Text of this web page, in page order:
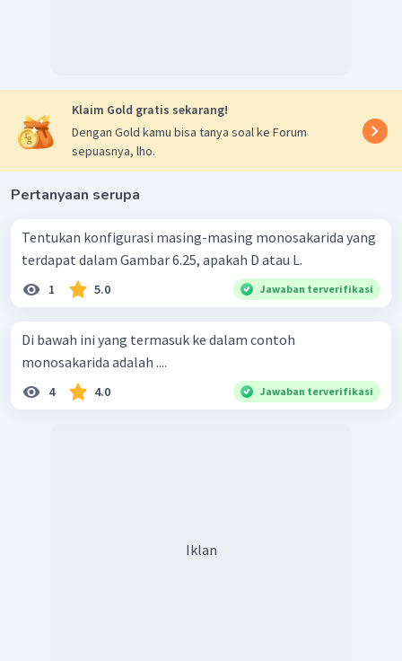
Klaim Gold gratis sekarang!
Dengan Gold kamu bisa tanya soal ke Forum
sepuasnya, lho.
Pertanyaan serupa
Tentukan konfigurasi masing-masing monosakarida yang
terdapat dalam Gambar 6.25, apakah D atau L.
1 5.0 Jawaban terverifikasi
Di bawah ini yang termasuk ke dalam contoh
monosakarida adalah ....
4 4.0 Jawaban terverifikasi
Iklan